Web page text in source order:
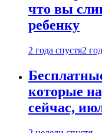
что вы
ребенку
2 года спустя2
которые
сейчас,